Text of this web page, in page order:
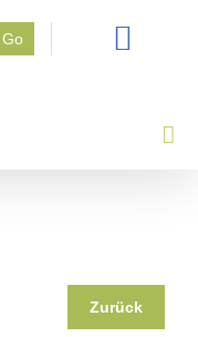
Go
Zurück